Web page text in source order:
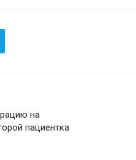
на
пациентка